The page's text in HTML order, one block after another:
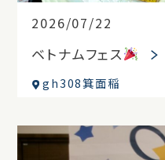
2026/07/22
ベトナムフェス
gh308箕面稲